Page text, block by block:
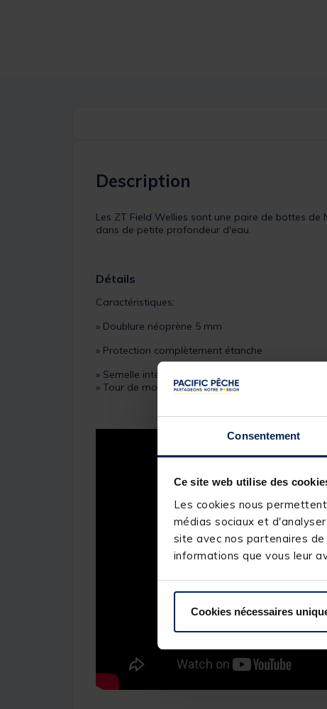
Consentement
Ce site web utilise des
Les cookies nous
médias sociaux et
site avec nos partenaires
informations que vous leur
Cookies nécessaires
Description
Les ZT Field Wellies sont une paire de bottes
dans de petite profondeur d'eau.
Détails
Caractéristiques:
» Doublure néoprène 5 mm
» Protection complètement étanche
» Semelle intérieure en néoprène
» Tour de mollet réglable à l’aide d’un cordon